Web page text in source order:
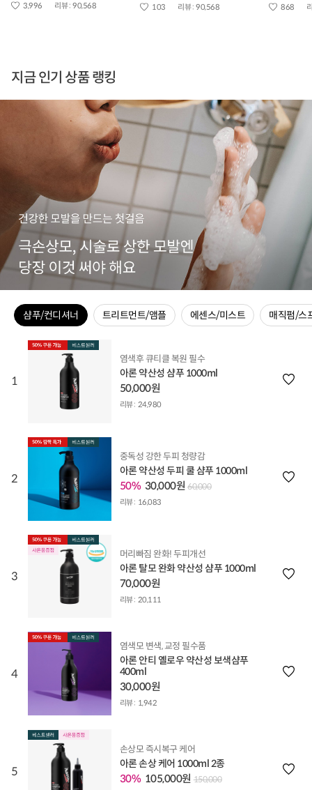
3,996 리뷰 : 90,568 103 리뷰 : 90,568 868
지금 인기 상품 랭킹
샴푸/컨디셔너 트리트먼트/앰플 에센스/미스트 매직펌/스
1
염색후 큐티클 복원 필수
아론 약산성 샴푸 1000ml
50,000원
리뷰 : 24,980
2
중독성 강한 두피 청량감
아론 약산성 두피 쿨 샴푸 1000ml
50% 30,000원 60,000
리뷰 : 16,083
3
머리빠짐 완화! 두피개선
아론 탈모 완화 약산성 샴푸 1000ml
70,000원
리뷰 : 20,111
4
염색모 변색, 교정 필수품
아론 안티 옐로우 약산성 보색샴푸
400ml
30,000원
리뷰 : 1,942
5
손상모 즉시복구 케어
아론 손상 케어 1000ml 2종
30% 105,000원 150,000